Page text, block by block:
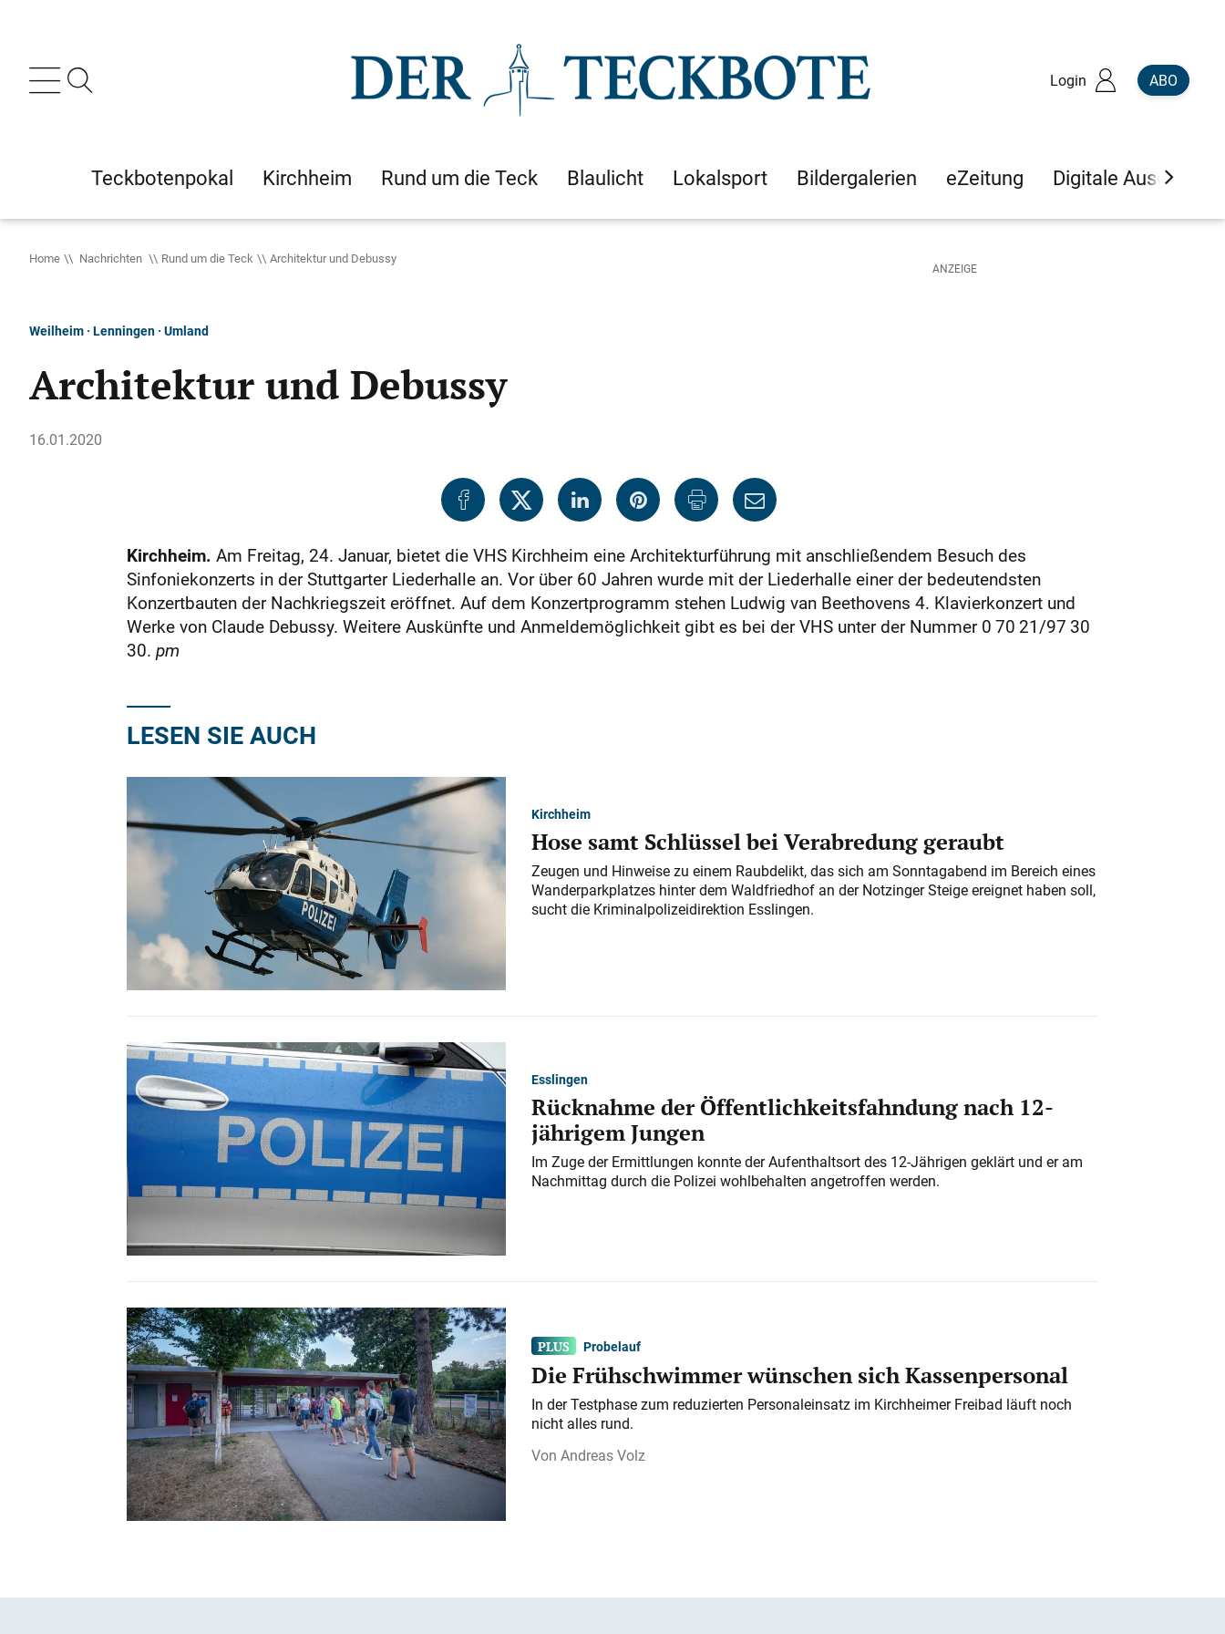
Login ABO
Teckbotenpokal Kirchheim Rund um die Teck Blaulicht Lokalsport Bildergalerien eZeitung Digitale Ausgaben
Home Nachrichten Rund um die Teck Architektur und Debussy
Weilheim · Lenningen · Umland
Architektur und Debussy
16.01.2020
Kirchheim. Am Freitag, 24. Januar, bietet die VHS Kirchheim eine Architekturführung mit anschließendem Besuch des
Sinfoniekonzerts in der Stuttgarter Liederhalle an. Vor über 60 Jahren wurde mit der Liederhalle einer der bedeutendsten
Konzertbauten der Nachkriegszeit eröffnet. Auf dem Konzertprogramm stehen Ludwig van Beethovens 4. Klavierkonzert und
Werke von Claude Debussy. Weitere Auskünfte und Anmeldemöglichkeit gibt es bei der VHS unter der Nummer 0 70 21/97 30
30. pm
LESEN SIE AUCH
Kirchheim
Hose samt Schlüssel bei Verabredung geraubt
Zeugen und Hinweise zu einem Raubdelikt, das sich am Sonntagabend im Bereich eines
Wanderparkplatzes hinter dem Waldfriedhof an der Notzinger Steige ereignet haben soll,
sucht die Kriminalpolizeidirektion Esslingen.
Esslingen
Rücknahme der Öffentlichkeitsfahndung nach 12-
jährigem Jungen
Im Zuge der Ermittlungen konnte der Aufenthaltsort des 12-Jährigen geklärt und er am
Nachmittag durch die Polizei wohlbehalten angetroffen werden.
Probelauf
Die Frühschwimmer wünschen sich Kassenpersonal
In der Testphase zum reduzierten Personaleinsatz im Kirchheimer Freibad läuft noch
nicht alles rund.
Andreas Volz